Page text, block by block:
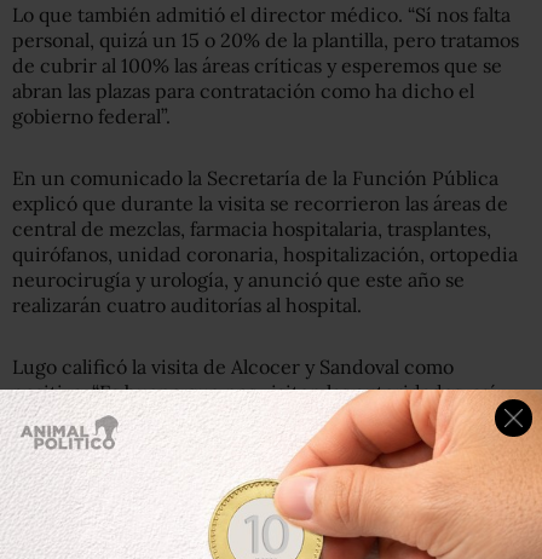
Lo que también admitió el director médico. “Sí nos falta
personal, quizá un 15 o 20% de la plantilla, pero tratamos
de cubrir al 100% las áreas críticas y esperemos que se
abran las plazas para contratación como ha dicho el
gobierno federal”.
En un comunicado la Secretaría de la Función Pública
explicó que durante la visita se recorrieron las áreas de
central de mezclas, farmacia hospitalaria, trasplantes,
quirófanos, unidad coronaria, hospitalización, ortopedia
neurocirugía y urología, y anunció que este año se
realizarán cuatro auditorías al hospital.
Lugo calificó la visita de Alcocer y Sandoval como
positiva. “Es bueno que nos visiten las autoridades, así
pueden visualizar lo que ocurre en las unidades y
plantearles propuestas para hacer más eficiente lo que
hacemos”.
#COMUNICADO